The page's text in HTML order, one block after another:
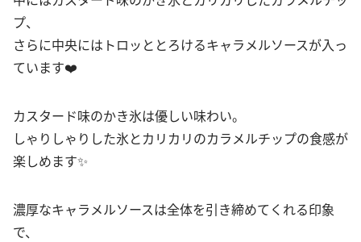
プ、
さらに中央にはトロッととろけるキャラメルソースが入っ
ています❤️
カスタード味のかき氷は優しい味わい。
しゃりしゃりした氷とカリカリのカラメルチップの食感が
楽しめます✨
濃厚なキャラメルソースは全体を引き締めてくれる印象
で、